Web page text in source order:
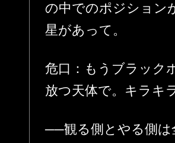
の中でのポジション
星があって。
危口：もうブラック
放つ天体で。キラキ
──観る側とやる側は